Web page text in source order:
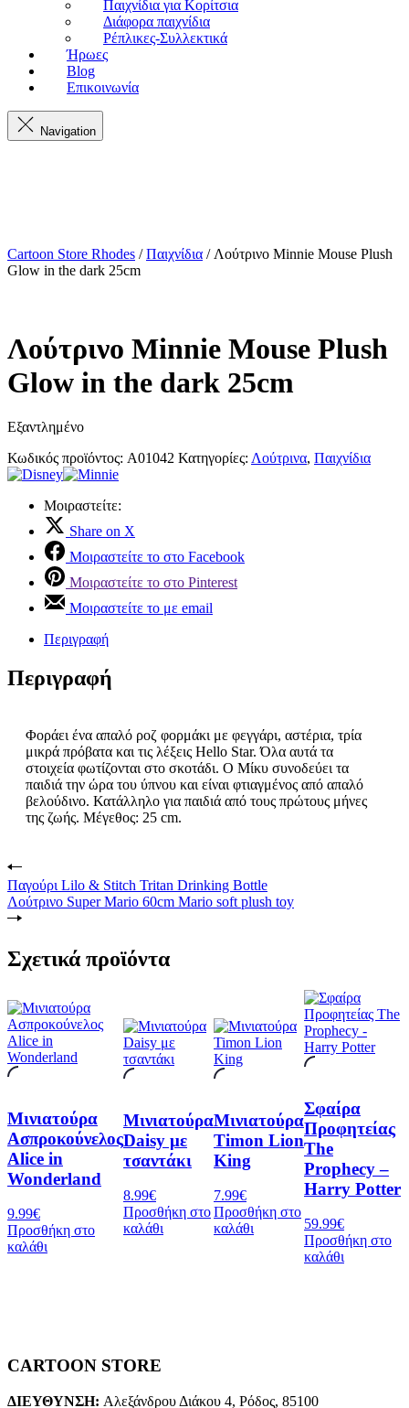
Παιχνίδια για Κορίτσια
Διάφορα παιχνίδια
Ρέπλικες-Συλλεκτικά
Ήρωες
Blog
Επικοινωνία
Navigation
Cartoon Store Rhodes /Παιχνίδια / Λούτρινο Minnie Mouse Plush
Glow in the dark 25cm
Λούτρινο Minnie Mouse Plush
Glow in the dark 25cm
Εξαντλημένο
Κωδικός προϊόντος: A01042 Κατηγορίες: Λούτρινα, Παιχνίδια
Μοιραστείτε:
Share on X
Μοιραστείτε το στο Facebook
Μοιραστείτε το στο Pinterest
Μοιραστείτε το με email
Περιγραφή
Περιγραφή
Φοράει ένα απαλό ροζ φορμάκι με φεγγάρι, αστέρια, τρία
μικρά πρόβατα και τις λέξεις Hello Star. Όλα αυτά τα
στοιχεία φωτίζονται στο σκοτάδι. Ο Μίκυ συνοδεύει τα
παιδιά την ώρα του ύπνου και είναι φτιαγμένος από απαλό
βελούδινο. Κατάλληλο για παιδιά από τους πρώτους μήνες
της ζωής. Μέγεθος: 25 cm.
Παγούρι Lilo & Stitch Tritan Drinking Bottle
Λούτρινο Super Mario 60cm Mario soft plush toy
Σχετικά προϊόντα
Μινιατούρα
Ασπροκούνελος
Alice in
Wonderland
9.99€
Προσθήκη στο
καλάθι
Μινιατούρα
Daisy με
τσαντάκι
8.99€
Προσθήκη στο
καλάθι
Μινιατούρα
Timon Lion
King
7.99€
Προσθήκη στο
καλάθι
Σφαίρα
Προφητείας
The
Prophecy –
Harry Potter
59.99€
Προσθήκη στο
καλάθι
CARTOON STORE
ΔΙΕΥΘΥΝΣΗ: Αλεξάνδρου Διάκου 4, Ρόδος, 85100